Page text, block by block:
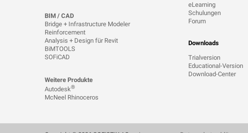
BIM / CAD
Bridge + Infrastructure Modeler
Reinforcement
Analysis + Design für Revit
BiMTOOLS
SOFiCAD
Weitere Produkte
Autodesk®
McNeel Rhinoceros
eLearning
Schulungen
Forum
Downloads
Trialversion
Educational-Version
Download-Center